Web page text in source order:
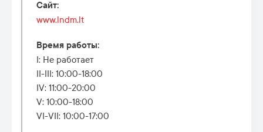
Сайт:
www.lndm.lt
Время работы:
I: Не работает
II-III: 10:00-18:00
IV: 11:00-20:00
V: 10:00-18:00
VI-VII: 10:00-17:00